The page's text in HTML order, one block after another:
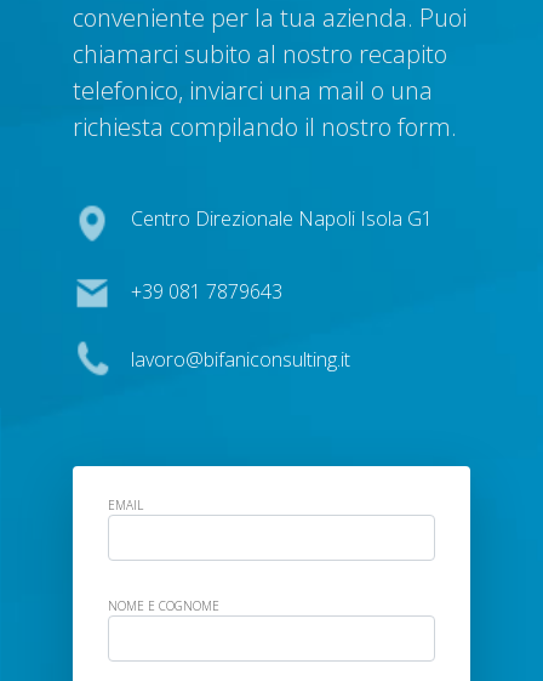
conveniente per la tua azienda. Puoi
chiamarci subito al nostro recapito
telefonico, inviarci una mail o una
richiesta compilando il nostro form.
Centro Direzionale Napoli Isola G1
+39 081 7879643
lavoro@bifaniconsulting.it
EMAIL
NOME E COGNOME